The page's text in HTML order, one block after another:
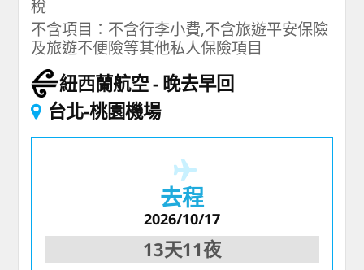
稅
不含項目：不含行李小費,不含旅遊平安保險
及旅遊不便險等其他私人保險項目
紐西蘭航空 晚去早回
台北-桃園機場
去程
2026/10/17
13天11夜